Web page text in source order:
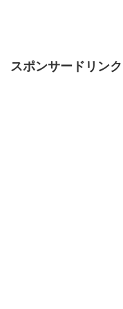
スポンサードリンク